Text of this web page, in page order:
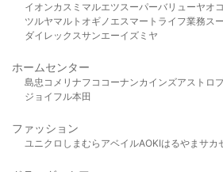
イオンカスミ マルエツスーパーバリューヤオ
ツルヤマルト オギノ エスマート ライフ業務ス
ダイレックスサンエーイズミヤ
ホームセンター
島忠 コメリ ナフコ コーナンカインズアストロ
ジョイフル本田
ファッション
ユニクロ しまむら アベイルAOKIはるやま サカ